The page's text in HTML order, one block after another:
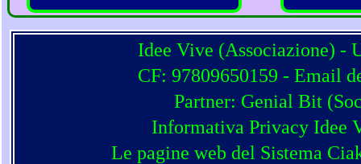
Idee Vive (Associazione) -
CF: 97809650159 - Email
Partner: Genial Bit (
Informativa Privacy Idee
Le pagine web del Sistema